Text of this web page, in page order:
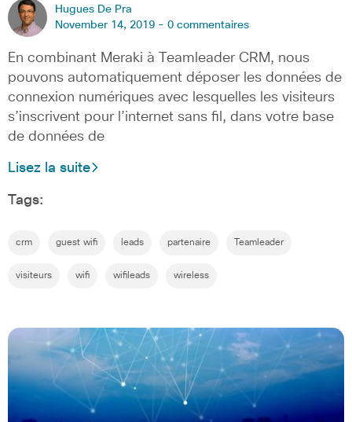
Hugues De Pra
November 14, 2019 - 0 commentaires
En combinant Meraki à Teamleader CRM, nous
pouvons automatiquement déposer les données de
connexion numériques avec lesquelles les visiteurs
s’inscrivent pour l’internet sans fil, dans votre base
de données de
Lisez la suite
Tags:
crm guest wifi leads partenaire Teamleader
visiteurs wifi wifileads wireless